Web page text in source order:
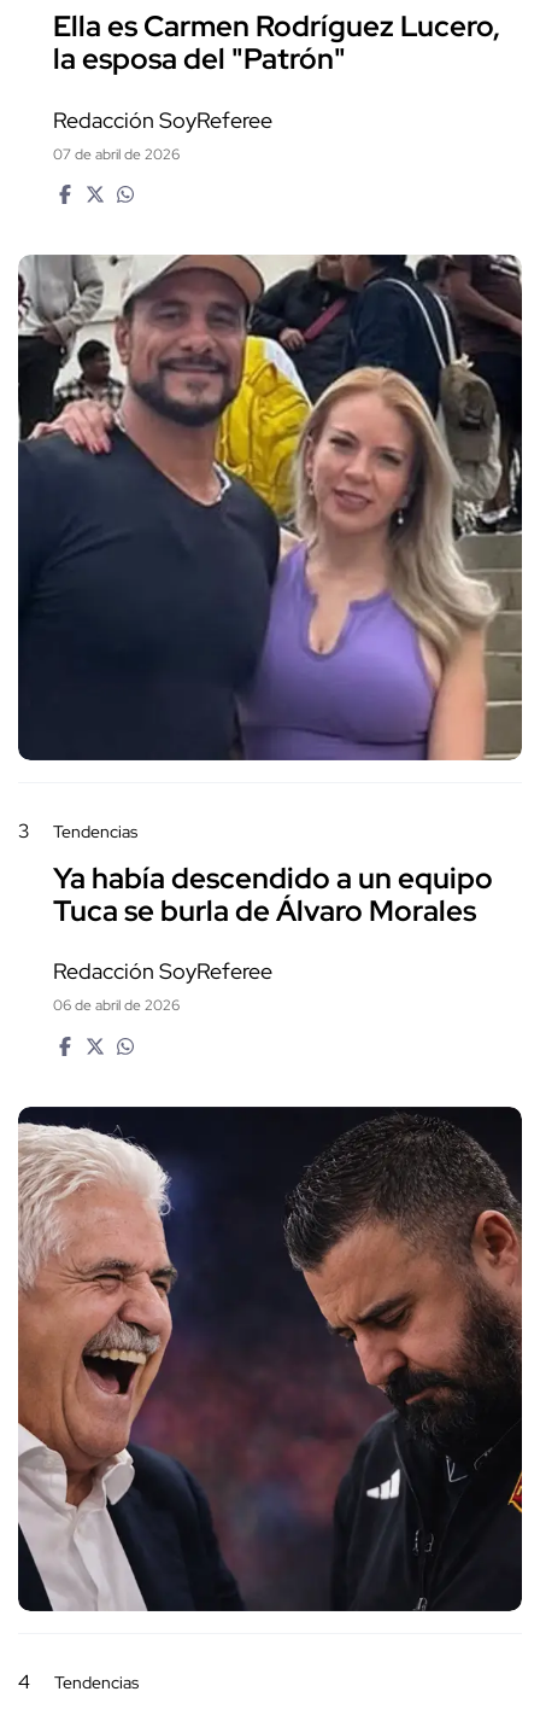
Ella es Carmen Rodríguez Lucero,
la esposa del "Patrón"
Redacción SoyReferee
07 de abril de 2026
3 Tendencias
Ya había descendido a un equipo
Tuca se burla de Álvaro Morales
Redacción SoyReferee
06 de abril de 2026
4 Tendencias